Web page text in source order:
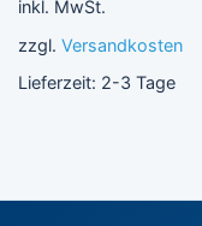
inkl. MwSt.
zzgl. Versandkosten
Lieferzeit: 2-3 Tage